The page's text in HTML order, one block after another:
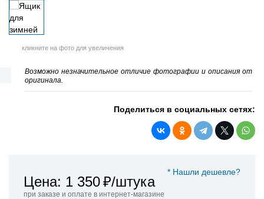
кликните на фото для увеличения
Возможно незначительное отличие фотографии и описания от
оригинала.
Поделиться в социальных сетях:
* Нашли дешевле?
Цена: 1 350₽/штука
при заказе и оплате в интернет-магазине